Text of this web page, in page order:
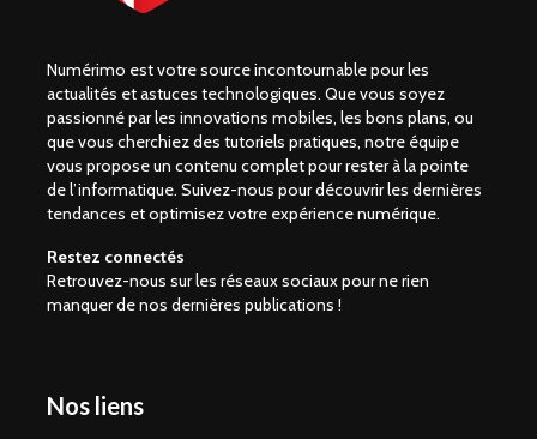
Numérimo est votre source incontournable pour les
actualités et astuces technologiques. Que vous soyez
passionné par les innovations mobiles, les bons plans, ou
que vous cherchiez des tutoriels pratiques, notre équipe
vous propose un contenu complet pour rester à la pointe
de l’informatique. Suivez-nous pour découvrir les dernières
tendances et optimisez votre expérience numérique.
Restez connectés
Retrouvez-nous sur les réseaux sociaux pour ne rien
manquer de nos dernières publications !
Nos liens